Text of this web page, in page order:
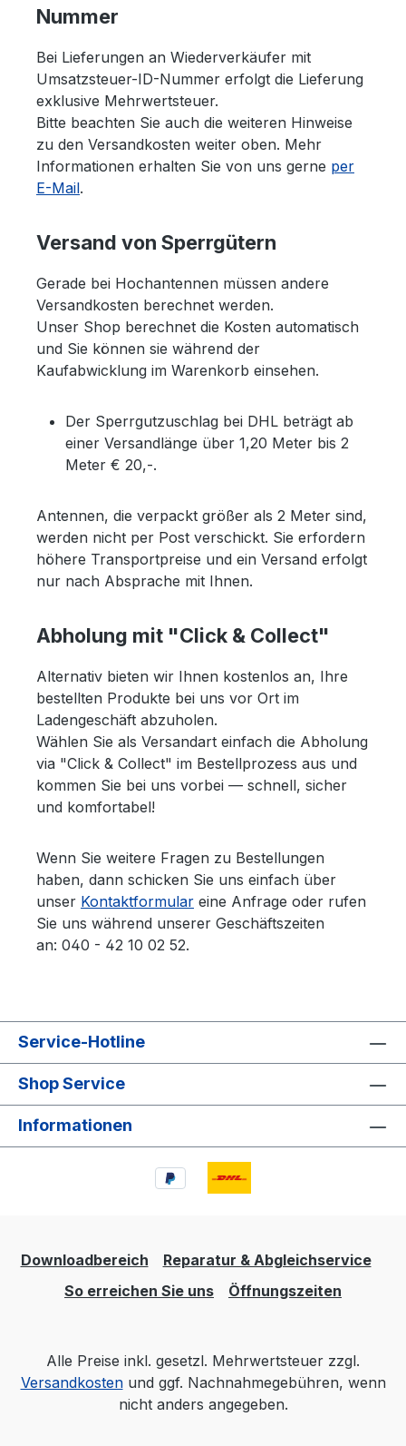
Nummer
Bei Lieferungen an Wiederverkäufer mit
Umsatzsteuer-ID-Nummer erfolgt die Lieferung
exklusive Mehrwertsteuer.
Bitte beachten Sie auch die weiteren Hinweise
zu den Versandkosten weiter oben. Mehr
Informationen erhalten Sie von uns gerne per
E-Mail.
Versand von Sperrgütern
Gerade bei Hochantennen müssen andere
Versandkosten berechnet werden.
Unser Shop berechnet die Kosten automatisch
und Sie können sie während der
Kaufabwicklung im Warenkorb einsehen.
Der Sperrgutzuschlag bei DHL beträgt ab
einer Versandlänge über 1,20 Meter bis 2
Meter € 20,-.
Antennen, die verpackt größer als 2 Meter sind,
werden nicht per Post verschickt. Sie erfordern
höhere Transportpreise und ein Versand erfolgt
nur nach Absprache mit Ihnen.
Abholung mit "Click & Collect"
Alternativ bieten wir Ihnen kostenlos an, Ihre
bestellten Produkte bei uns vor Ort im
Ladengeschäft abzuholen.
Wählen Sie als Versandart einfach die Abholung
via "Click & Collect" im Bestellprozess aus und
kommen Sie bei uns vorbei — schnell, sicher
und komfortabel!
Wenn Sie weitere Fragen zu Bestellungen
haben, dann schicken Sie uns einfach über
unser Kontaktformular eine Anfrage oder rufen
Sie uns während unserer Geschäftszeiten
an: 040 - 42 10 02 52.
Service-Hotline
Shop Service
Informationen
Downloadbereich
Reparatur & Abgleichservice
So erreichen Sie uns
Öffnungszeiten
Alle Preise inkl. gesetzl. Mehrwertsteuer zzgl.
Versandkostenund ggf. Nachnahmegebühren, wenn
nicht anders angegeben.